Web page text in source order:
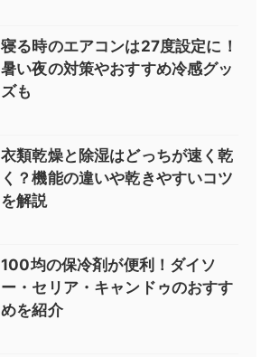
寝る時のエアコンは27度設定に！
暑い夜の対策やおすすめ冷感グッ
ズも
衣類乾燥と除湿はどっちが速く乾
く？機能の違いや乾きやすいコツ
を解説
100均の保冷剤が便利！ダイソ
ー・セリア・キャンドゥのおすす
めを紹介